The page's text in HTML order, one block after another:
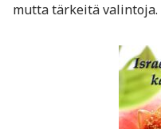
mutta tärkeitä valintoja.